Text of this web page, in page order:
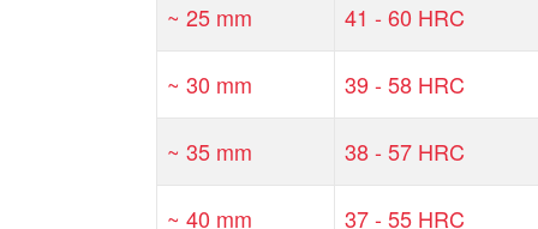
~ 25 mm 41 - 60 HRC
~ 30 mm 39 - 58 HRC
~ 35 mm 38 - 57 HRC
~ 40 mm 37 - 55 HRC